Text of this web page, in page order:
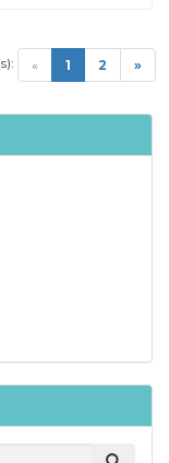
« 1 (current)
2 »